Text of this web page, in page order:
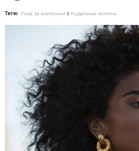
Теги: Уход за волосами Кудрявые волосы